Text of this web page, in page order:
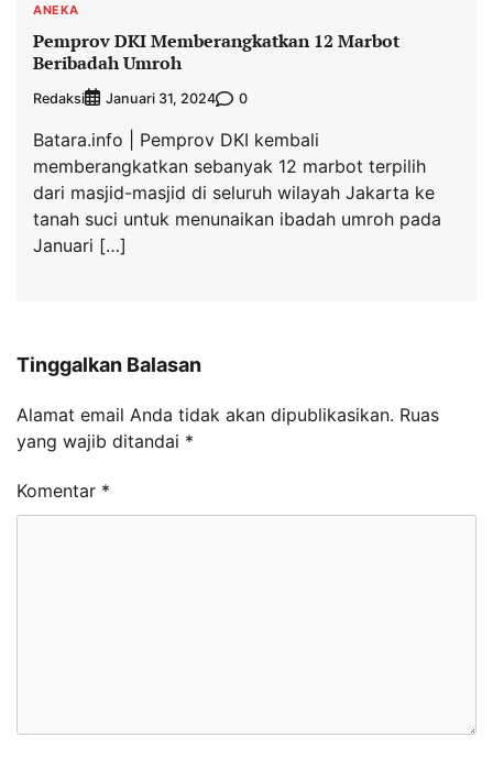
ANEKA
Pemprov DKI Memberangkatkan 12 Marbot
Beribadah Umroh
Redaksi Januari 31, 2024 0
Batara.info | Pemprov DKI kembali
memberangkatkan sebanyak 12 marbot terpilih
dari masjid-masjid di seluruh wilayah Jakarta ke
tanah suci untuk menunaikan ibadah umroh pada
Januari […]
Tinggalkan Balasan
Alamat email Anda tidak akan dipublikasikan. Ruas
yang wajib ditandai *
Komentar *